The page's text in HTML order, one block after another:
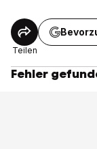
Teilen
Fehler